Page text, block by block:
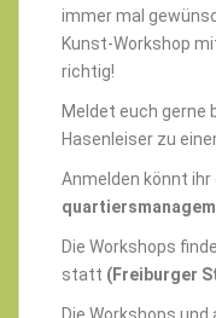
immer mal
Kunst-Workshop
richtig!
Meldet euch gerne
Hasenleiser zu
Anmelden könnt
Die Workshops
statt (Freiburger
Die Workshops